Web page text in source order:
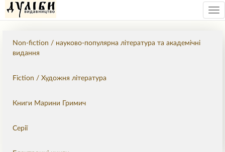
Non-fiction / науково-популярна література та академічні
видання
Fiction / Художня література
Книги Марини Гримич
Серії